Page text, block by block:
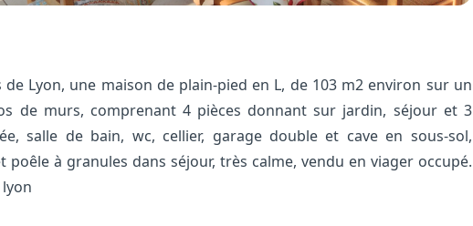
de Lyon, une maison de plain-pied en L, de 103 m2 environ sur un
de murs, comprenant 4 pièces donnant sur jardin, séjour et 3
salle de bain, wc, cellier, garage double et cave en sous-sol,
poêle à granules dans séjour, très calme, vendu en viager occupé.